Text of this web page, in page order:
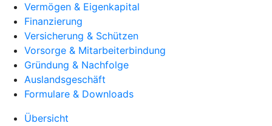
Vermögen & Eigenkapital
Finanzierung
Versicherung & Schützen
Vorsorge & Mitarbeiterbindung
Gründung & Nachfolge
Auslandsgeschäft
Formulare & Downloads
Übersicht